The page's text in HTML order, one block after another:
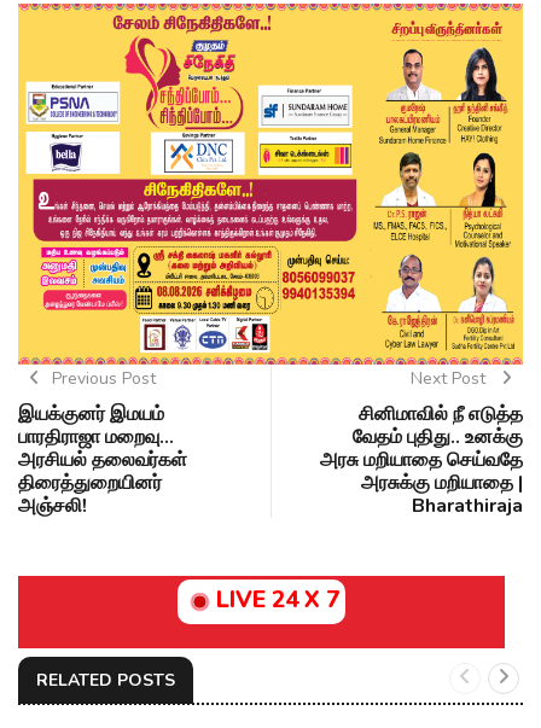
Previous Post
இயக்குனர் இமயம்
பாரதிராஜா மறைவு...
அரசியல் தலைவர்கள்
திரைத்துறையினர்
அஞ்சலி!
Next Post
சினிமாவில் நீ எடுத்த
வேதம் புதிது.. உனக்கு
அரசு மறியாதை செய்வதே
அரசுக்கு மறியாதை |
Bharathiraja
LIVE 24 X 7
RELATED POSTS